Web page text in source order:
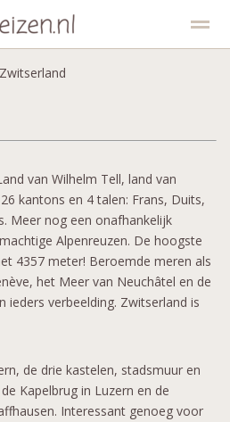
een land
Contact Facebook
van Wilhelm Tell, land van
kantons en 4 talen: Frans, Duits,
Meer nog een onafhankelijk
Alpenreuzen. De hoogste
4357 meter! Beroemde meren als
het Meer van Neuchâtel en de
ieders verbeelding. Zwitserland is
de drie kastelen, stadsmuur en
Kapelbrug in Luzern en de
Interessant genoeg voor